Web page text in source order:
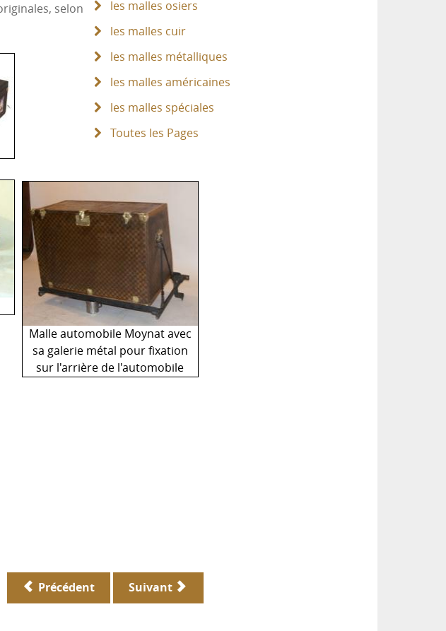
les malles osiers
les malles cuir
les malles métalliques
les malles américaines
les malles spéciales
Toutes les Pages
selon
Malle automobile Moynat avec
sa galerie métal pour fixation
sur l'arrière de l'automobile
Précédent Suivant